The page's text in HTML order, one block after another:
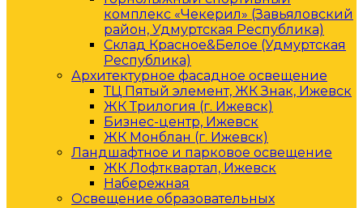
комплекс «Чекерил» (Завьяловский
район, Удмуртская Республика)
Склад Красное&Белое (Удмуртская
Республика)
Архитектурное фасадное освещение
ТЦ Пятый элемент, ЖК Знак, Ижевск
ЖК Трилогия (г. Ижевск)
Бизнес-центр, Ижевск
ЖК Монблан (г. Ижевск)
Ландшафтное и парковое освещение
ЖК Лофтквартал, Ижевск
Набережная
Освещение образовательных